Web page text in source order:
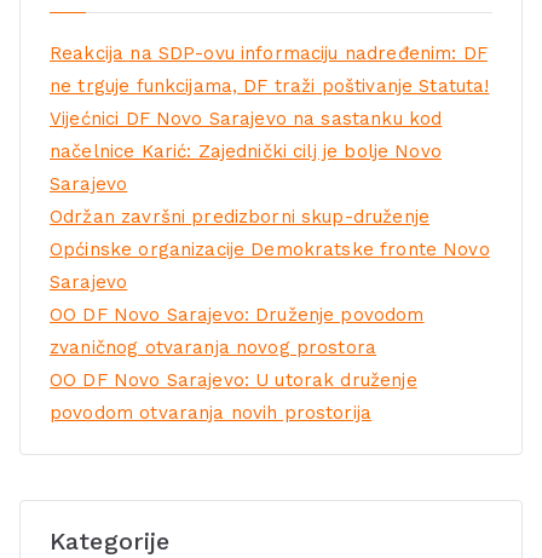
Reakcija na SDP-ovu informaciju nadređenim: DF
ne trguje funkcijama, DF traži poštivanje Statuta!
Vijećnici DF Novo Sarajevo na sastanku kod
načelnice Karić: Zajednički cilj je bolje Novo
Sarajevo
Održan završni predizborni skup-druženje
Općinske organizacije Demokratske fronte Novo
Sarajevo
OO DF Novo Sarajevo: Druženje povodom
zvaničnog otvaranja novog prostora
OO DF Novo Sarajevo: U utorak druženje
povodom otvaranja novih prostorija
Kategorije